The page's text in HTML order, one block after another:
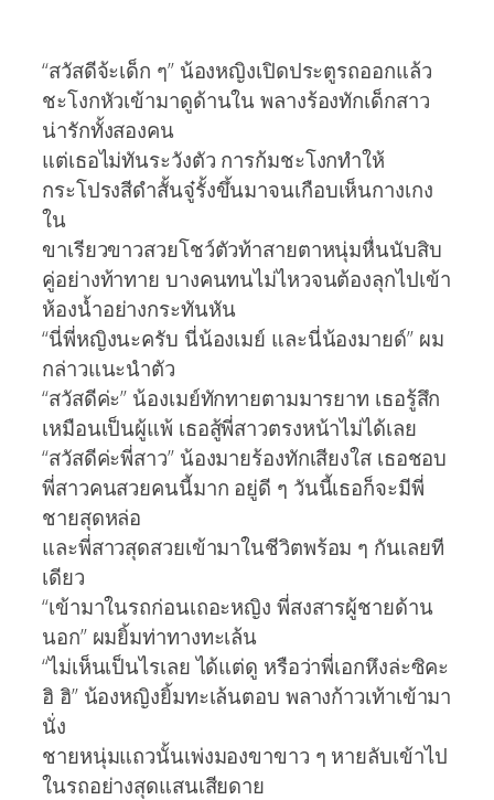
“สวัสดีจ้ะเด็ก ๆ” น้องหญิงเปิดประตูรถออกแล้ว
ชะโงกหัวเข้ามาดูด้านใน พลางร้องทักเด็กสาว
น่ารักทั้งสองคน
แต่เธอไม่ทันระวังตัว การก้มชะโงกทำให้
กระโปรงสีดำสั้นจู๋รั้งขึ้นมาจนเกือบเห็นกางเกง
ใน
ขาเรียวขาวสวยโชว์ตัวท้าสายตาหนุ่มหื่นนับสิบ
คู่อย่างท้าทาย บางคนทนไม่ไหวจนต้องลุกไปเข้า
ห้องน้ำอย่างกระทันหัน
“นี่พี่หญิงนะครับ นี่น้องเมย์ และนี่น้องมายด์” ผม
กล่าวแนะนำตัว
“สวัสดีค่ะ” น้องเมย์ทักทายตามมารยาท เธอรู้สึก
เหมือนเป็นผู้แพ้ เธอสู้พี่สาวตรงหน้าไม่ได้เลย
“สวัสดีค่ะพี่สาว” น้องมายร้องทักเสียงใส เธอชอบ
พี่สาวคนสวยคนนี้มาก อยู่ดี ๆ วันนี้เธอก็จะมีพี่
ชายสุดหล่อ
และพี่สาวสุดสวยเข้ามาในชีวิตพร้อม ๆ กันเลยที
เดียว
“เข้ามาในรถก่อนเถอะหญิง พี่สงสารผู้ชายด้าน
นอก” ผมยิ้มท่าทางทะเล้น
“ไม่เห็นเป็นไรเลย ได้แต่ดู หรือว่าพี่เอกหึงล่ะซิคะ
ฮิ ฮิ” น้องหญิงยิ้มทะเล้นตอบ พลางก้าวเท้าเข้ามา
นั่ง
ชายหนุ่มแถวนั้นเพ่งมองขาขาว ๆ หายลับเข้าไป
ในรถอย่างสุดแสนเสียดาย